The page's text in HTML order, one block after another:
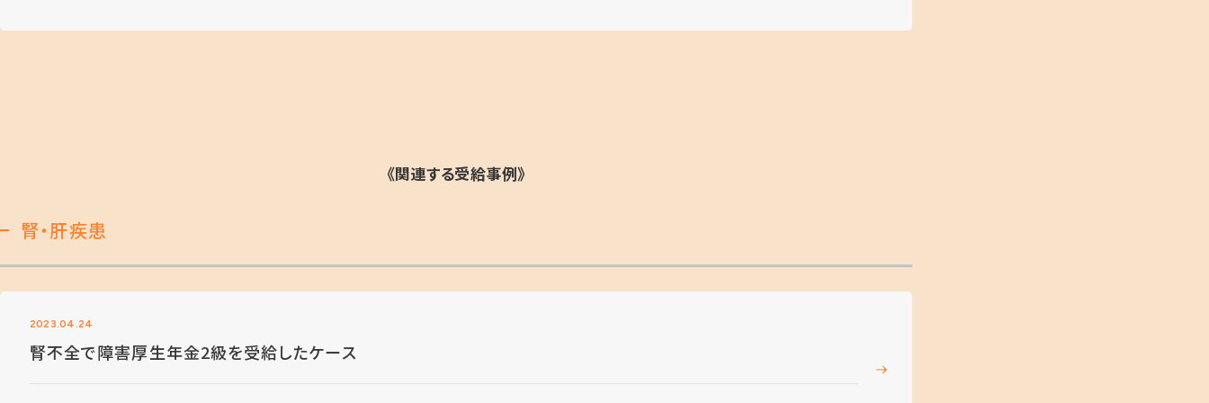
《関連する受給事例》
腎・肝疾患
2023.04.24
腎不全で障害厚生年金2級を受給したケース